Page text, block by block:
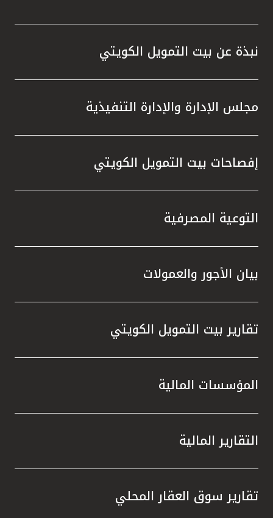
نبذة عن بيت التمويل الكويتي
مجلس الإدارة والإدارة التنفيذية
إفصاحات بيت التمويل الكويتي
التوعية المصرفية
بيان الأجور والعمولات
تقارير بيت التمويل الكويتي
المؤسسات المالية
التقارير المالية
تقارير سوق العقار المحلي